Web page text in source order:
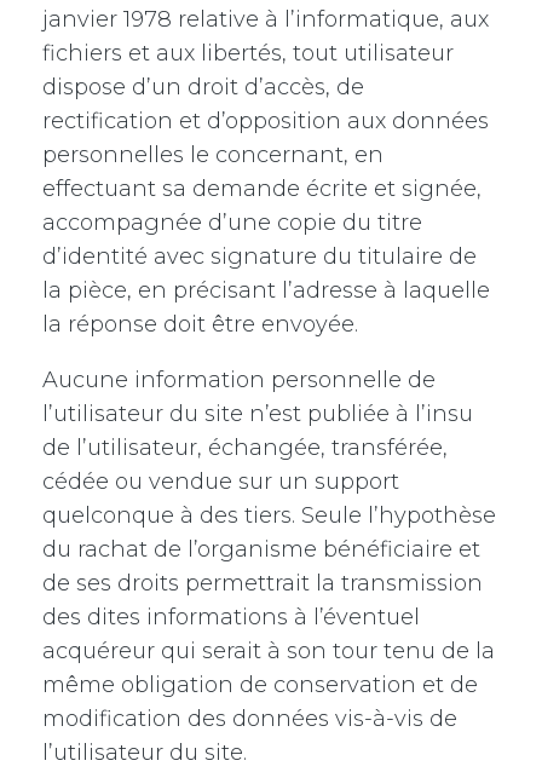
janvier 1978 relative à l’informatique, aux
fichiers et aux libertés, tout utilisateur
dispose d’un droit d’accès, de
rectification et d’opposition aux données
personnelles le concernant, en
effectuant sa demande écrite et signée,
accompagnée d’une copie du titre
d’identité avec signature du titulaire de
la pièce, en précisant l’adresse à laquelle
la réponse doit être envoyée.
Aucune information personnelle de
l’utilisateur du site n’est publiée à l’insu
de l’utilisateur, échangée, transférée,
cédée ou vendue sur un support
quelconque à des tiers. Seule l’hypothèse
du rachat de l’organisme bénéficiaire et
de ses droits permettrait la transmission
des dites informations à l’éventuel
acquéreur qui serait à son tour tenu de la
même obligation de conservation et de
modification des données vis-à-vis de
l’utilisateur du site.